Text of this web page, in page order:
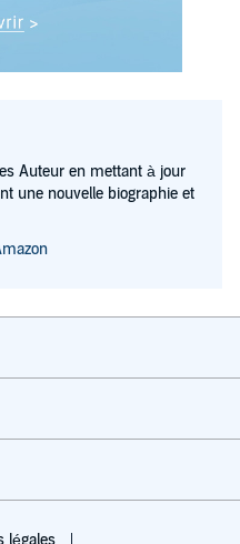
Auteur en mettant à jour
une nouvelle biographie et
légales